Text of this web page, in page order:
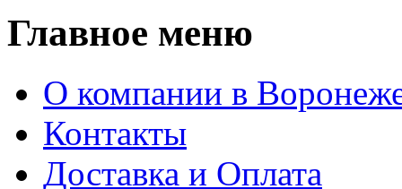
Главное меню
О компании в
Контакты
Доставка и Оплата